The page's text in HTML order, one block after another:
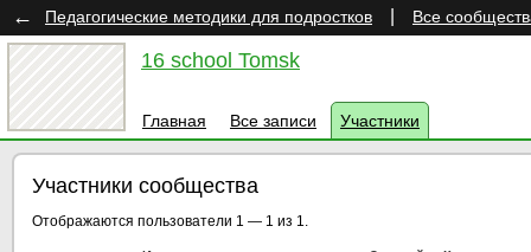
← Педагогические методики для подростков Все
16 school Tomsk
Главная Все записи Участники
Участники сообщества
Отображаются пользователи 1 — 1 из 1.